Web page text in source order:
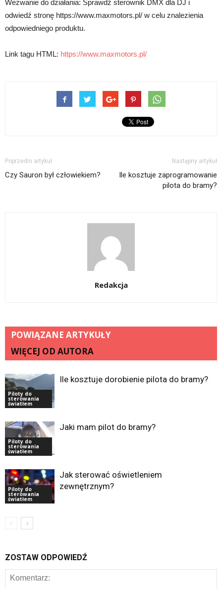
Wezwanie do działania: Sprawdź sterownik DMX dla DJ i
odwiedź stronę https://www.maxmotors.pl/ w celu znalezienia
odpowiedniego produktu.
Link tagu HTML: https://www.maxmotors.pl/
Poprzedni artykuł
Czy Sauron był człowiekiem?
Następny artykuł
Ile kosztuje zaprogramowanie
pilota do bramy?
Redakcja
POWIĄZANE ARTYKUŁY
WIĘCEJ OD AUTORA
Piloty do
sterowania
światłem
Ile kosztuje dorobienie pilota do bramy?
Piloty do
sterowania
światłem
Jaki mam pilot do bramy?
Piloty do
sterowania
światłem
Jak sterować oświetleniem
zewnętrznym?
ZOSTAW ODPOWIEDŹ